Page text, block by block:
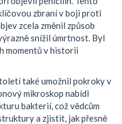
zbraní v boji proti
zcela změnil způsob
snížil úmrtnost. Byl
momentů v historii
také umožnil pokroky v
mikroskop nabídl
bakterií, což vědcům
a zjistit, jak přesně